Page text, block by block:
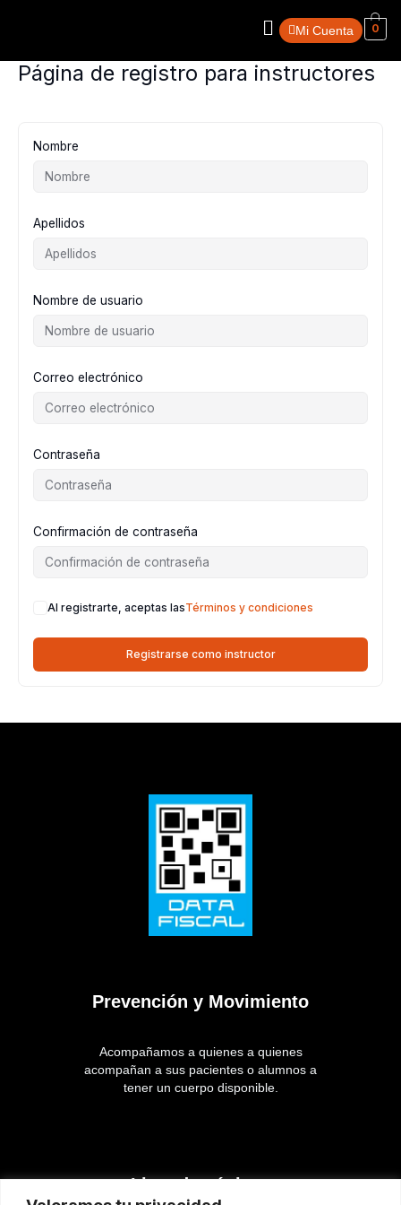
MenúMi Cuenta 0
Página de registro para instructores
Nombre
Apellidos
Nombre de usuario
Correo electrónico
Contraseña
Confirmación de contraseña
Al registrarte, aceptas lasTérminos y condiciones
Registrarse como instructor
Prevención y Movimiento
Acompañamos a quienes a quienes
acompañan a sus pacientes o alumnos a
tener un cuerpo disponible.
Lista de páginas